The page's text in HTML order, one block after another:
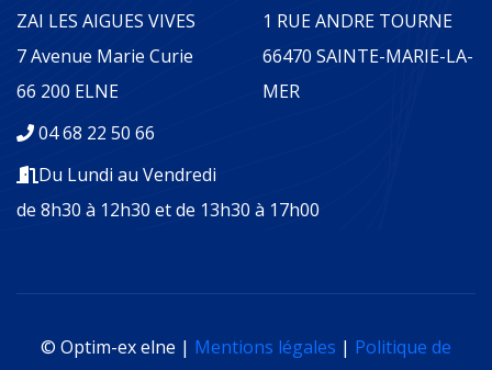
ZAI LES AIGUES VIVES
7 Avenue Marie Curie
66 200 ELNE
1 RUE ANDRE TOURNE
66470 SAINTE-MARIE-LA-
MER
04 68 22 50 66
Du Lundi au Vendredi
de 8h30 à 12h30 et de 13h30 à 17h00
© Optim-ex elne | Mentions légales | Politique de